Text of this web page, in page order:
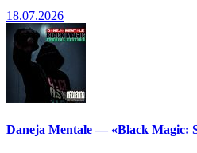
18.07.2026
Daneja Mentale — «Black Magic: